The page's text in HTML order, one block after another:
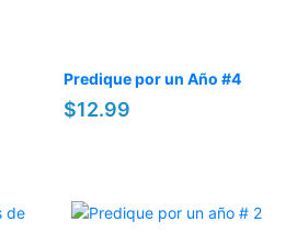
Predique por un Año #4
$12.99